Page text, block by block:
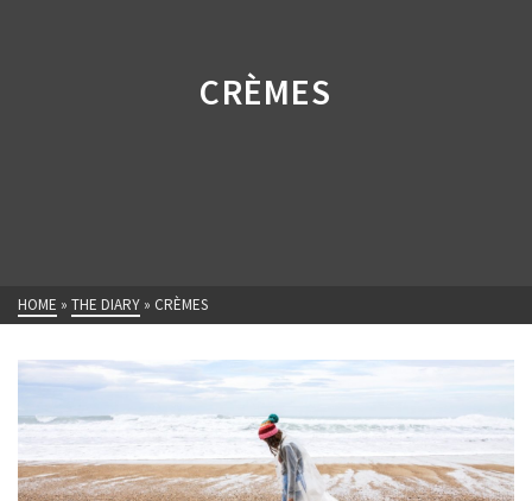
CRÈMES
HOME » THE DIARY » CRÈMES